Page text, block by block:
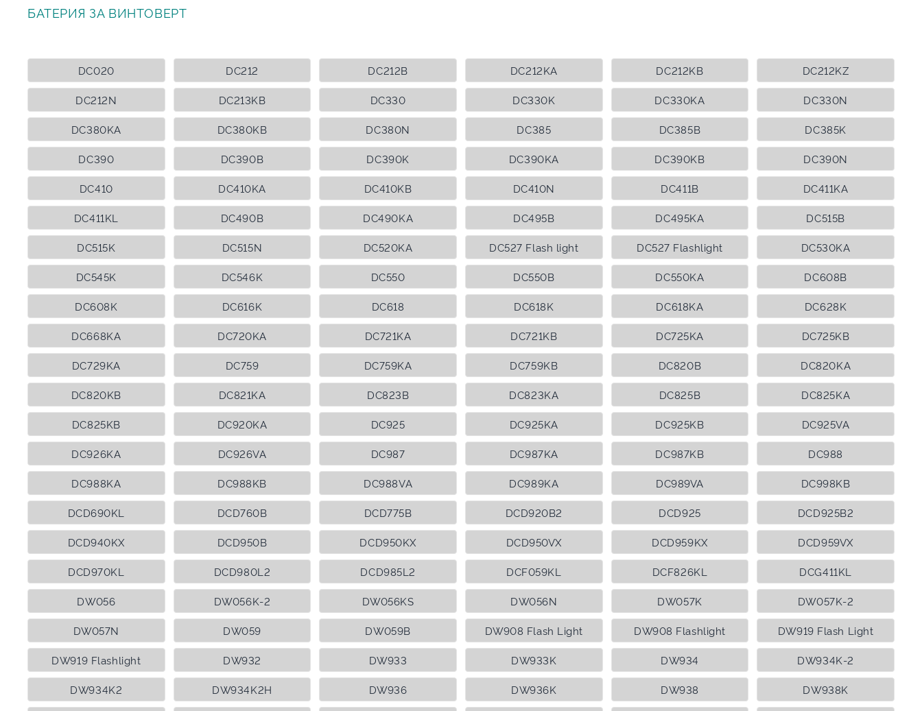
БАТЕРИЯ ЗА ВИНТОВЕРТ
DC020 DC212 DC212B DC212KA DC212KB DC212KZ
DC212N DC213KB DC330 DC330K DC330KA DC330N
DC380KA DC380KB DC380N DC385 DC385B DC385K
DC390 DC390B DC390K DC390KA DC390KB DC390N
DC410 DC410KA DC410KB DC410N DC411B DC411KA
DC411KL DC490B DC490KA DC495B DC495KA DC515B
DC515K DC515N DC520KA DC527 Flash light DC527 Flashlight DC530KA
DC545K DC546K DC550 DC550B DC550KA DC608B
DC608K DC616K DC618 DC618K DC618KA DC628K
DC668KA DC720KA DC721KA DC721KB DC725KA DC725KB
DC729KA DC759 DC759KA DC759KB DC820B DC820KA
DC820KB DC821KA DC823B DC823KA DC825B DC825KA
DC825KB DC920KA DC925 DC925KA DC925KB DC925VA
DC926KA DC926VA DC987 DC987KA DC987KB DC988
DC988KA DC988KB DC988VA DC989KA DC989VA DC998KB
DCD690KL DCD760B DCD775B DCD920B2 DCD925 DCD925B2
DCD940KX DCD950B DCD950KX DCD950VX DCD959KX DCD959VX
DCD970KL DCD980L2 DCD985L2 DCF059KL DCF826KL DCG411KL
DW056 DW056K-2 DW056KS DW056N DW057K DW057K-2
DW057N DW059 DW059B DW908 Flash Light DW908 Flashlight DW919 Flash Light
DW919 Flashlight DW932 DW933 DW933K DW934 DW934K-2
DW934K2 DW934K2H DW936 DW936K DW938 DW938K